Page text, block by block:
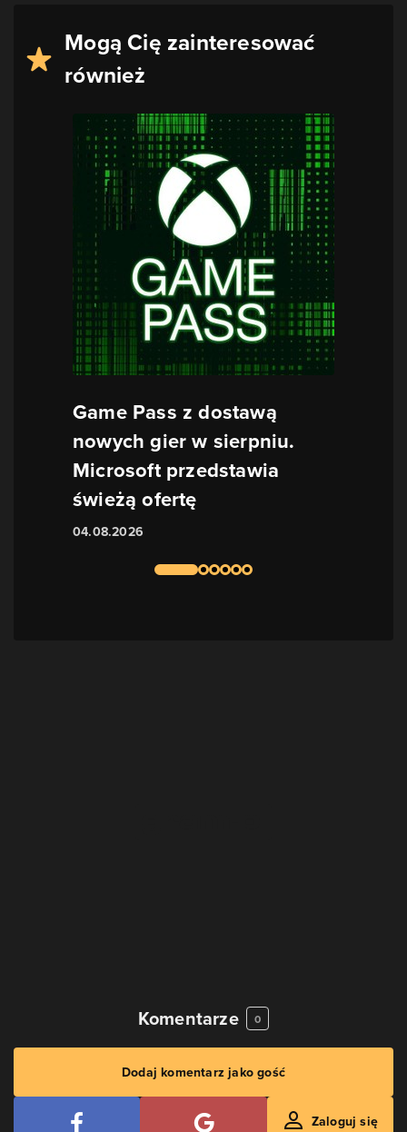
Mogą Cię zainteresować
również
Game Pass z dostawą
nowych gier w sierpniu.
Microsoft przedstawia
świeżą ofertę
04.08.2026
Komentarze 0
Dodaj komentarz jako gość
Zaloguj się